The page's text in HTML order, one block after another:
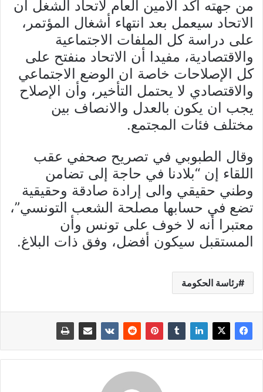
من جهته أكد الأمين العام لاتحاد الشغل أن
الاتحاد سيعمل بعد انتهاء أشغال المؤتمر،
على دراسة كل الملفات الاجتماعية
والاقتصادية، مفيدا أن الاتحاد منفتح على
كل الإصلاحات خاصة ان الوضع الاجتماعي
والاقتصادي لا يحتمل التأخير، وأن الإصلاح
يجب ان يكون بالعدل والانصاف بين
مختلف فئات المجتمع.
وقال الطبوبي في تصريح صحفي عقب
اللقاء إن “بلادنا في حاجة إلى تضامن
وطني حقيقي والى إرادة صادقة وحقيقية
تضع في حسابها مصلحة الشعب التونسي”،
معتبرا أنه لا خوف على تونس وأن
المستقبل سيكون أفضل، وفق ذات البلاغ.
رئاسة الحكومة